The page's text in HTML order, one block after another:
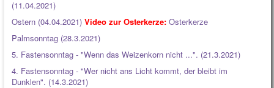
(11.04.2021)
Ostern (04.04.2021) Video zur Osterkerze: Osterkerze
Palmsonntag (28.3.2021)
5. Fastensonntag - "Wenn das Weizenkorn nicht ...". (21.3.2021)
4. Fastensonntag - "Wer nicht ans Licht kommt, der bleibt im
Dunklen". (14.3.2021)